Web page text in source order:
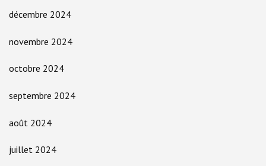
décembre 2024
novembre 2024
octobre 2024
septembre 2024
août 2024
juillet 2024